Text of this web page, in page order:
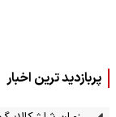
پربازدید ترین اخبار